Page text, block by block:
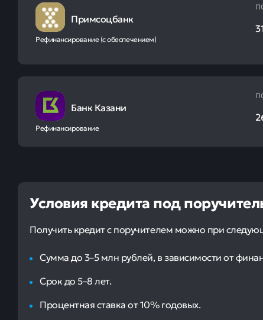
Примсоцбанк
Рефинансирование (с обеспечением)
Банк Казани
Рефинансирование
Условия кредита под
Получить кредит с поручителем можно при
Сумма до 3–5 млн рублей, в зависимости от
Срок до 5–8 лет.
Процентная ставка от 10% годовых.